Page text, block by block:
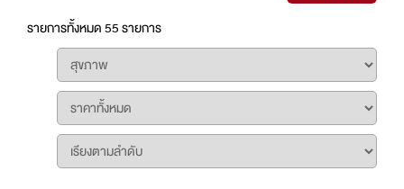
รายการทั้งหมด 55 รายการ